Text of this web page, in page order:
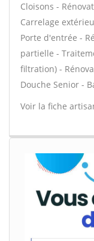
Cloisons -
Carrelage
Porte d'entrée -
partielle -
filtration) -
Douche Senior -
Voir la fiche